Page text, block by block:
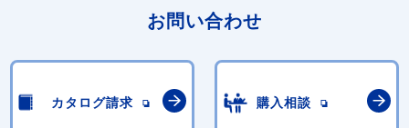
お問い合わせ
カタログ請求 購入相談